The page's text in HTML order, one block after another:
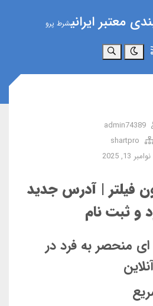
معتبر ایرانیشرط پرو
admin74389
shartpro
نوامبر 13, 2025
فیلتر | آدرس جدید
و ثبت نام
منحصر به فرد در